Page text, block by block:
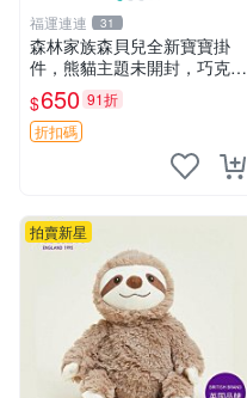
福運連連 31
森林家族森貝兒全新寶寶掛
件，熊貓主題未開封，巧克力
兔牛奶兔郁金香兔貓吉娃娃嚴
選，適合收藏 熊貓 森林 寶寶
$650 91折
折扣碼
拍賣新星